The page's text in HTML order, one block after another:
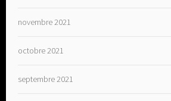
novembre 2021
octobre 2021
septembre 2021